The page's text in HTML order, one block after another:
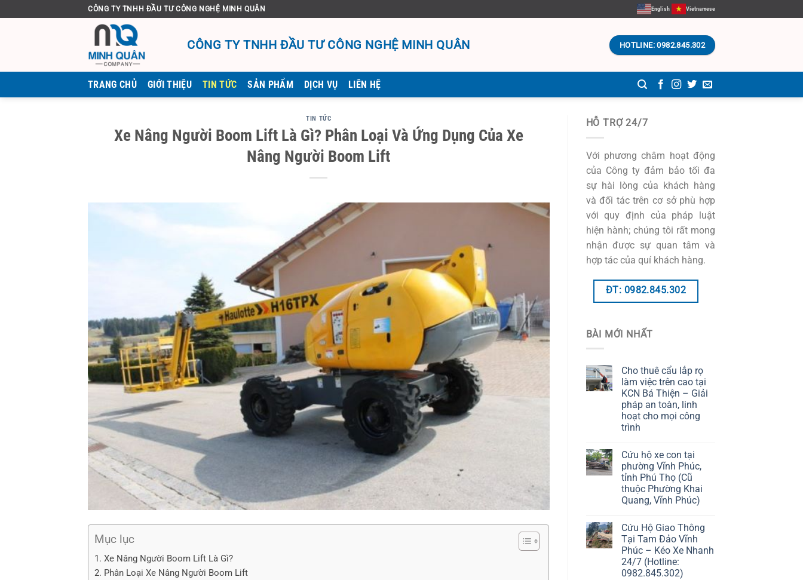
qua
CÔNG TY TNHH ĐẦU TƯ CÔNG NGHỆ MINH QUÂN English Vietnamese
CÔNG TY TNHH ĐẦU TƯ CÔNG NGHỆ MINH QUÂN HOTLINE: 0982.845.302
TRANG CHỦ GIỚI THIỆU TIN TỨC SẢN PHẨM DỊCH VỤ LIÊN HỆ
TIN TỨC
Xe Nâng Người Boom Lift Là Gì? Phân Loại Và Ứng Dụng Của Xe
Nâng Người Boom Lift
Mục lục
1. Xe Nâng Người Boom Lift Là Gì?
2. Phân Loại Xe Nâng Người Boom Lift
HỖ TRỢ 24/7
Với phương châm hoạt động
của Công ty đảm bảo tối đa
sự hài lòng của khách hàng
và đối tác trên cơ sở phù hợp
với quy định của pháp luật
hiện hành; chúng tôi rất mong
nhận được sự quan tâm và
hợp tác của quí khách hàng.
ĐT: 0982.845.302
BÀI MỚI NHẤT
Cho thuê cẩu lắp rọ
làm việc trên cao tại
KCN Bá Thiện – Giải
pháp an toàn, linh
hoạt cho mọi công
trình
Cứu hộ xe con tại
phường Vĩnh Phúc,
tỉnh Phú Thọ (Cũ
thuộc Phường Khai
Quang, Vĩnh Phúc)
Cứu Hộ Giao Thông
Tại Tam Đảo Vĩnh
Phúc – Kéo Xe Nhanh
24/7 (Hotline:
0982.845.302)